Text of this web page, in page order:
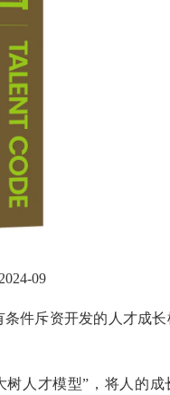
09
件斥资开发的人才成
人才模型”，将人的成